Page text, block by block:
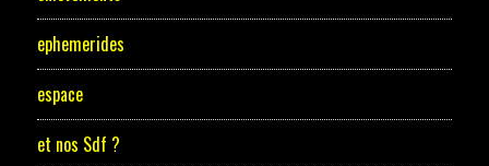
ephemerides
espace
et nos Sdf ?